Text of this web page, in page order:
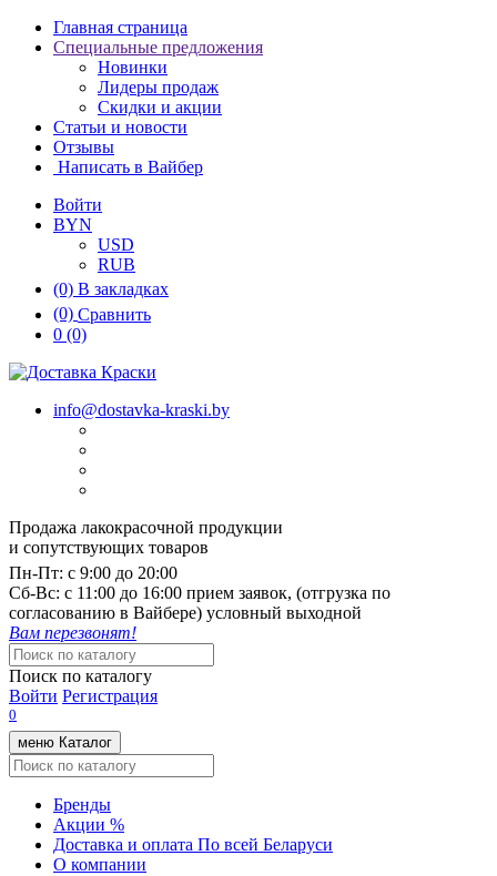
Главная страница
Специальные предложения
Новинки
Лидеры продаж
Скидки и акции
Статьи и новости
Отзывы
Написать в Вайбер
Войти
BYN
USD
RUB
(0) В закладках
(0) Сравнить
0 (0)
info@dostavka-kraski.by
Продажа лакокрасочной продукции
и сопутствующих товаров
Пн-Пт: с 9:00 до 20:00
Cб-Вс: с 11:00 до 16:00 прием заявок, (отгрузка по
согласованию в Вайбере) условный выходной
Вам перезвонят!
Поиск по каталогу
Войти Регистрация
0
меню Каталог
Бренды
Акции %
Доставка и оплата По всей Беларуси
О компании